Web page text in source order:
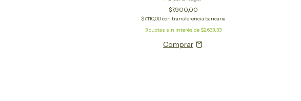
$7.900,00
$7.110,00con transferencia bancaria
3cuotas sin interés de $2.633,33